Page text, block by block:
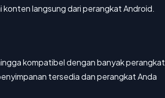
langsung dari perangkat Android.
kompatibel dengan banyak perangkat
tersedia dan perangkat Anda